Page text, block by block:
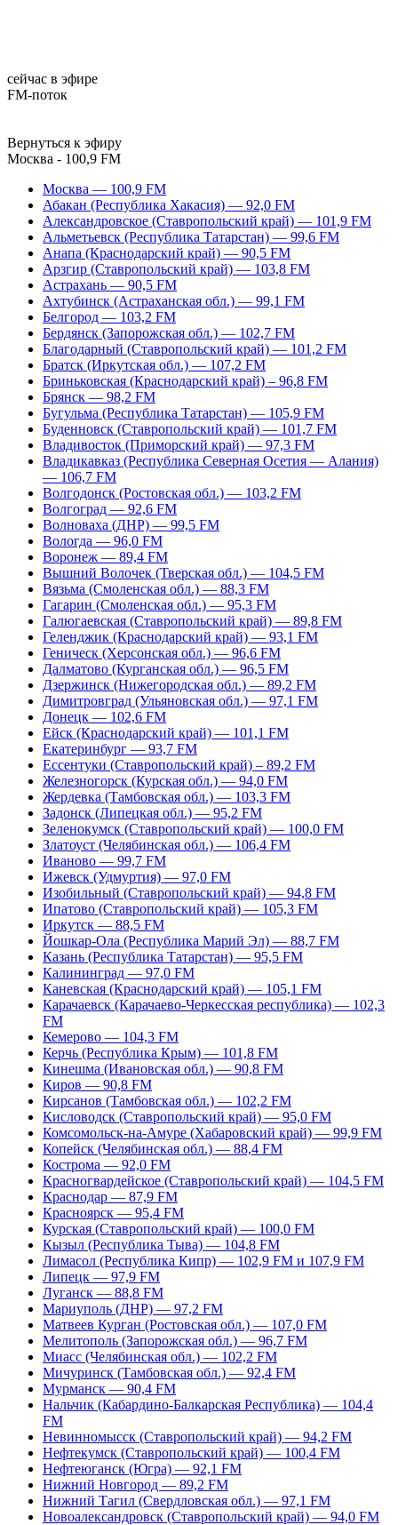
сейчас в эфире
FM-поток
Вернуться к эфиру
Москва - 100,9 FM
Москва — 100,9 FM
Абакан (Республика Хакасия) — 92,0 FM
Александровское (Ставропольский край) — 101,9 FM
Альметьевск (Республика Татарстан) — 99,6 FM
Анапа (Краснодарский край) — 90,5 FM
Арзгир (Ставропольский край) — 103,8 FM
Астрахань — 90,5 FM
Ахтубинск (Астраханская обл.) — 99,1 FM
Белгород — 103,2 FM
Бердянск (Запорожская обл.) — 102,7 FM
Благодарный (Ставропольский край) — 101,2 FM
Братск (Иркутская обл.) — 107,2 FM
Бриньковская (Краснодарский край) – 96,8 FM
Брянск — 98,2 FM
Бугульма (Республика Татарстан) — 105,9 FM
Буденновск (Ставропольский край) — 101,7 FM
Владивосток (Приморский край) — 97,3 FM
Владикавказ (Республика Северная Осетия — Алания)
— 106,7 FM
Волгодонск (Ростовская обл.) — 103,2 FM
Волгоград — 92,6 FM
Волноваха (ДНР) — 99,5 FM
Вологда — 96,0 FM
Воронеж — 89,4 FM
Вышний Волочек (Тверская обл.) — 104,5 FM
Вязьма (Смоленская обл.) — 88,3 FM
Гагарин (Смоленская обл.) — 95,3 FM
Галюгаевская (Ставропольский край) — 89,8 FM
Геленджик (Краснодарский край) — 93,1 FM
Геническ (Херсонская обл.) — 96,6 FM
Далматово (Курганская обл.) — 96,5 FM
Дзержинск (Нижегородская обл.) — 89,2 FM
Димитровград (Ульяновская обл.) — 97,1 FM
Донецк — 102,6 FM
Ейск (Краснодарский край) — 101,1 FM
Екатеринбург — 93,7 FM
Ессентуки (Ставропольский край) – 89,2 FM
Железногорск (Курская обл.) — 94,0 FM
Жердевка (Тамбовская обл.) — 103,3 FM
Задонск (Липецкая обл.) — 95,2 FM
Зеленокумск (Ставропольский край) — 100,0 FM
Златоуст (Челябинская обл.) — 106,4 FM
Иваново — 99,7 FM
Ижевск (Удмуртия) — 97,0 FM
Изобильный (Ставропольский край) — 94,8 FM
Ипатово (Ставропольский край) — 105,3 FM
Иркутск — 88,5 FM
Йошкар-Ола (Республика Марий Эл) — 88,7 FM
Казань (Республика Татарстан) — 95,5 FM
Калининград — 97,0 FM
Каневская (Краснодарский край) — 105,1 FM
Карачаевск (Карачаево-Черкесская республика) — 102,3
FM
Кемерово — 104,3 FM
Керчь (Республика Крым) — 101,8 FM
Кинешма (Ивановская обл.) — 90,8 FM
Киров — 90,8 FM
Кирсанов (Тамбовская обл.) — 102,2 FM
Кисловодск (Ставропольский край) — 95,0 FM
Комсомольск-на-Амуре (Хабаровский край) — 99,9 FM
Копейск (Челябинская обл.) — 88,4 FM
Кострома — 92,0 FM
Красногвардейское (Ставропольский край) — 104,5 FM
Краснодар — 87,9 FM
Красноярск — 95,4 FM
Курская (Ставропольский край) — 100,0 FM
Кызыл (Республика Тыва) — 104,8 FM
Лимасол (Республика Кипр) — 102,9 FM и 107,9 FM
Липецк — 97,9 FM
Луганск — 88,8 FM
Мариуполь (ДНР) — 97,2 FM
Матвеев Курган (Ростовская обл.) — 107,0 FM
Мелитополь (Запорожская обл.) — 96,7 FM
Миасс (Челябинская обл.) — 102,2 FM
Мичуринск (Тамбовская обл.) — 92,4 FM
Мурманск — 90,4 FM
Нальчик (Кабардино-Балкарская Республика) — 104,4
FM
Невинномысск (Ставропольский край) — 94,2 FM
Нефтекумск (Ставропольский край) — 100,4 FM
Нефтеюганск (Югра) — 92,1 FM
Нижний Новгород — 89,2 FM
Нижний Тагил (Свердловская обл.) — 97,1 FM
Новоалександровск (Ставропольский край) — 94,0 FM